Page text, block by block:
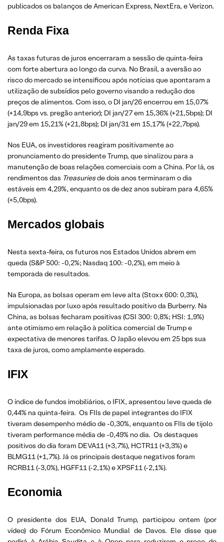
publicados os balanços de American Express, NextEra, e Verizon.
Renda Fixa
As taxas futuras de juros encerraram a sessão de quinta-feira
com forte abertura ao longo da curva. No Brasil, a aversão ao
risco do mercado se intensificou após notícias que apontaram a
utilização de subsídios pelo governo visando a redução dos
preços de alimentos. Com isso, o DI jan/26 encerrou em 15,07%
(+14,9bps vs. pregão anterior); DI jan/27 em 15,36% (+21,5bps); DI
jan/29 em 15,21% (+21,8bps); DI jan/31 em 15,17% (+22,7bps).
Nos EUA, os investidores reagiram positivamente ao
pronunciamento do presidente Trump, que sinalizou para a
manutenção de boas relações comerciais com a China. Por lá, os
rendimentos das Treasuriesde dois anos terminaram o dia
estáveis em 4,29%, enquanto os de dez anos subiram para 4,65%
(+5,0bps).
Mercados globais
Nesta sexta-feira, os futuros nos Estados Unidos abrem em
queda (S&P 500: -0,2%; Nasdaq 100: -0,2%), em meio à
temporada de resultados.
Na Europa, as bolsas operam em leve alta (Stoxx 600: 0,3%),
impulsionadas por luxo após resultado positivo da Burberry. Na
China, as bolsas fecharam positivas (CSI 300: 0,8%; HSI: 1,9%)
ante otimismo em relação à política comercial de Trump e
expectativa de menores tarifas. O Japão elevou em 25 bps sua
taxa de juros, como amplamente esperado.
IFIX
O índice de fundos imobiliários, o IFIX, apresentou leve queda de
0,44% na quinta-feira. Os FIIs de papel integrantes do IFIX
tiveram desempenho médio de -0,30%, enquanto os FIIs de tijolo
tiveram performance média de -0,49% no dia. Os destaques
positivos do dia foram DEVA11 (+3,7%), HCTR11 (+3,3%) e
BLMG11 (+1,7%). Já os principais destaque negativos foram
RCRB11 (-3,0%), HGFF11 (-2,1%) e XPSF11 (-2,1%).
Economia
O presidente dos EUA, Donald Trump, participou ontem (por
vídeo) do Fórum Econômico Mundial de Davos. Ele disse que